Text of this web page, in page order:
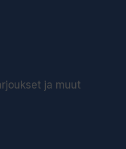
ja muut